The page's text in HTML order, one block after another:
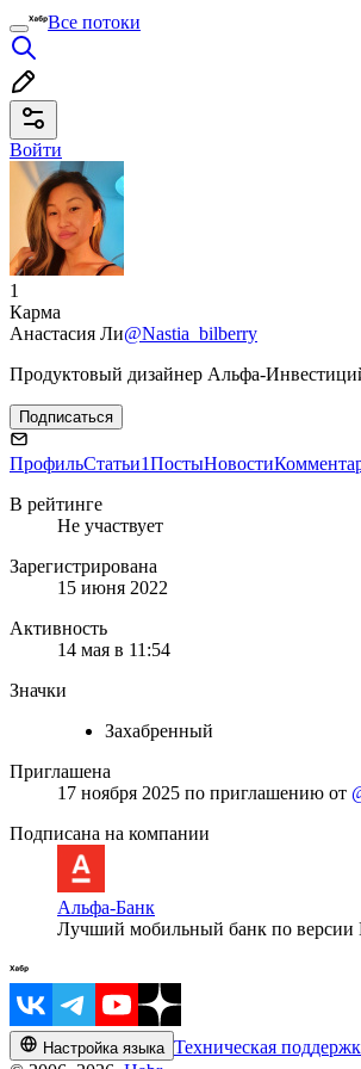
Все потоки
Войти
1
Карма
Анастасия Ли@Nastia_bilberry
Продуктовый дизайнер Альфа-
Подписаться
ПрофильСтатьи1ПостыНовости
В рейтинге
Не участвует
Зарегистрирована
15 июня 2022
Активность
14 мая в 11:54
Значки
Захабренный
Приглашена
17 ноября 2025 по приглашению от
Подписана на компании
Альфа-Банк
Лучший мобильный банк по версии
Настройка языка Техническая